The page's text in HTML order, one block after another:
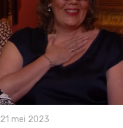
21 mei 2023